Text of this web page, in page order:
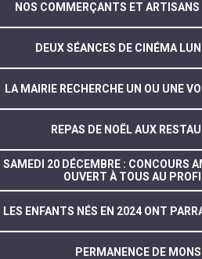
NOS COMMERÇANTS ET ARTISANS
DEUX SÉANCES DE CINÉMA
LA MAIRIE RECHERCHE UN OU UNE
REPAS DE NOËL AUX
SAMEDI 20 DÉCEMBRE : CONCOURS
OUVERT À TOUS AU
LES ENFANTS NÉS EN 2024 ONT
PERMANENCE DE